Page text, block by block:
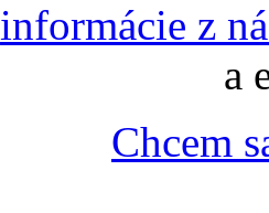
informácie z
a
Chcem